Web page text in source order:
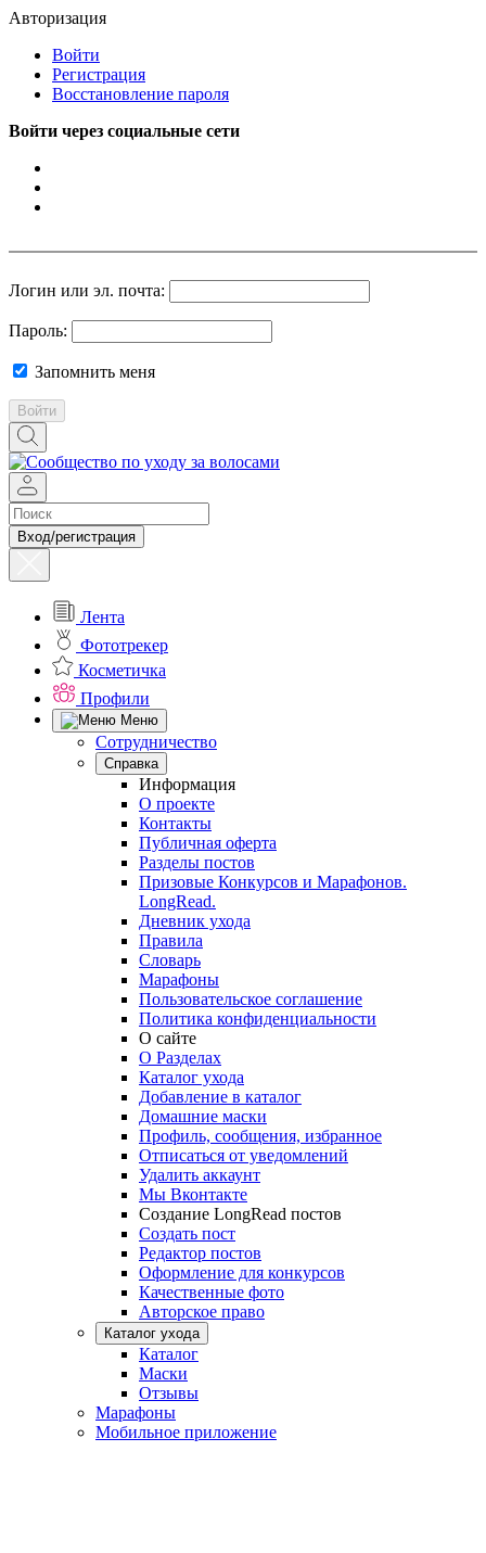
Авторизация
Войти
Регистрация
Восстановление пароля
Войти через социальные сети
Логин или эл. почта:
Пароль:
Запомнить меня
Войти
Вход/регистрация
Лента
Фототрекер
Косметичка
Профили
Меню
Сотрудничество
Справка
Информация
О проекте
Контакты
Публичная оферта
Разделы постов
Призовые Конкурсов и Марафонов.
LongRead.
Дневник ухода
Правила
Словарь
Марафоны
Пользовательское соглашение
Политика конфиденциальности
О сайте
О Разделах
Каталог ухода
Добавление в каталог
Домашние маски
Профиль, сообщения, избранное
Отписаться от уведомлений
Удалить аккаунт
Мы Вконтакте
Создание LongRead постов
Создать пост
Редактор постов
Оформление для конкурсов
Качественные фото
Авторское право
Каталог ухода
Каталог
Маски
Отзывы
Марафоны
Мобильное приложение